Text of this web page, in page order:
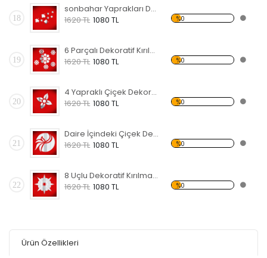
18
sonbahar Yaprakları Dekoratif Kırılmaz Ayna
1620 TL 1080 TL %0
19
6 Parçalı Dekoratif Kırılmaz Ayna
1620 TL 1080 TL %0
20
4 Yapraklı Çiçek Dekoratif Kırılmaz Ayna
1620 TL 1080 TL %0
21
Daire İçindeki Çiçek Dekoratif Kırılmaz Ayna
1620 TL 1080 TL %0
22
8 Uçlu Dekoratif Kırılmaz Ayna
1620 TL 1080 TL %0
Ürün Özellikleri